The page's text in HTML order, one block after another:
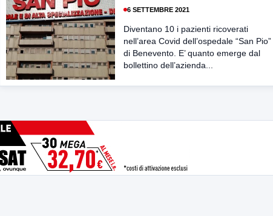
6 SETTEMBRE 2021
Diventano 10 i pazienti ricoverati
nell’area Covid dell’ospedale “San Pio”
di Benevento. E’ quanto emerge dal
bollettino dell’azienda...